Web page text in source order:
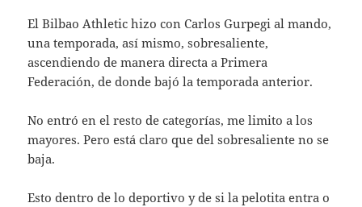
El Bilbao Athletic hizo con Carlos Gurpegi al mando,
una temporada, así mismo, sobresaliente,
ascendiendo de manera directa a Primera
Federación, de donde bajó la temporada anterior.
No entró en el resto de categorías, me limito a los
mayores. Pero está claro que del sobresaliente no se
baja.
Esto dentro de lo deportivo y de si la pelotita entra o